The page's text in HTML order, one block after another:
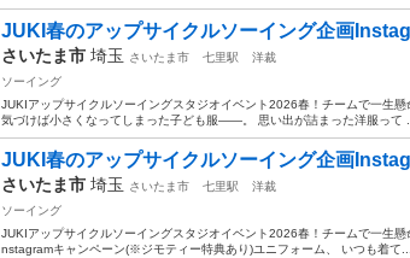
JUKI春のアップサイクルソーイング企画
さいたま市 埼玉 さいたま市 七里駅
洋裁
ソーイング
JUKIアップサイクルソーイングスタジオイベント2026春！ ​ ​チームで一生
気づけば小さくなってしまった子ども服――。 思い出が詰まった洋服って ...
JUKI春のアップサイクルソーイング企画
さいたま市 埼玉 さいたま市 七里駅
洋裁
ソーイング
JUKIアップサイクルソーイングスタジオイベント2026春！ ​ ​チームで一生
nstagramキャンペーン(※ジモティー特典あり)ユニフォーム、 いつも着て...